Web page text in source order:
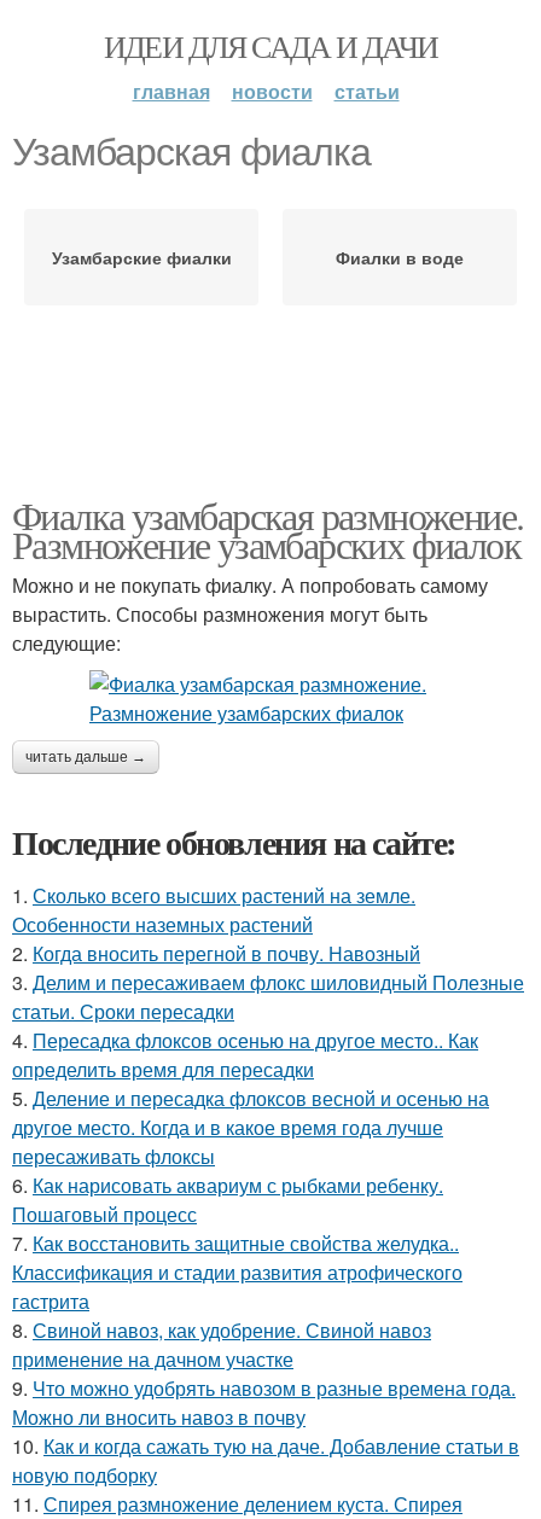
ИДЕИ ДЛЯ САДА И ДАЧИ
главная новости статьи
Узамбарская фиалка
Узамбарские фиалки Фиалки в воде
Фиалка узамбарская размножение.
Размножение узамбарских фиалок
Можно и не покупать фиалку. А попробовать самому
вырастить. Способы размножения могут быть
следующие:
читать дальше →
Последние обновления на сайте:
1. Сколько всего высших растений на земле.
Особенности наземных растений
2. Когда вносить перегной в почву. Навозный
3. Делим и пересаживаем флокс шиловидный Полезные
статьи. Сроки пересадки
4. Пересадка флоксов осенью на другое место.. Как
определить время для пересадки
5. Деление и пересадка флоксов весной и осенью на
другое место. Когда и в какое время года лучше
пересаживать флоксы
6. Как нарисовать аквариум с рыбками ребенку.
Пошаговый процесс
7. Как восстановить защитные свойства желудка..
Классификация и стадии развития атрофического
гастрита
8. Свиной навоз, как удобрение. Свиной навоз
применение на дачном участке
9. Что можно удобрять навозом в разные времена года.
Можно ли вносить навоз в почву
10. Как и когда сажать тую на даче. Добавление статьи в
новую подборку
11. Спирея размножение делением куста. Спирея